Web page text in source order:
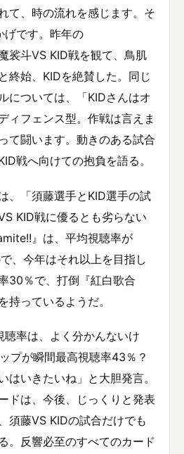
て、時の流れを感じます。そ
げです。昨年の
裟斗VS KID戦を観て、鳥肌
終始、KIDを絶賛した。同じ
については、「KIDさんはオ
ィフェンス型。作戦は言えま
て闘います。動きのある試合
戦へ向けての抱負を語る。
、「須藤選手とKID選手の試
KID戦に優るとも劣らない
』は、平均視聴率が
、今年はそれ以上を目指し
30％で、打倒『紅白歌合
持っているようだ。
聴率は、よく分かんないけ
プが瞬間最高視聴率43％？
はいきたいね」と大胆発言。
ドは、今後、じっくりと発表
須藤VS KIDの試合だけでも
。反響必至のすべてのカード